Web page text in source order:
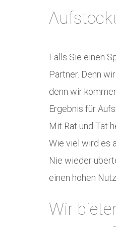
Falls Sie einen
Partner. Denn
denn wir
Ergebnis für
Mit Rat und Tat
Wie viel wird es
Nie wieder
einen hohen
Wir